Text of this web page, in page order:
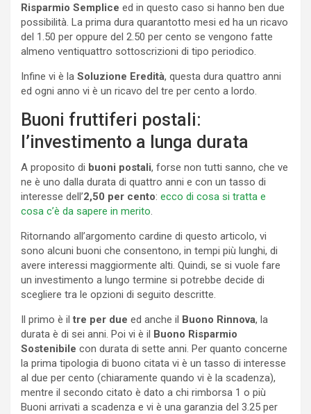
Risparmio Semplice ed in questo caso si hanno ben due
possibilità. La prima dura quarantotto mesi ed ha un ricavo
del 1.50 per oppure del 2.50 per cento se vengono fatte
almeno ventiquattro sottoscrizioni di tipo periodico.
Infine vi è la Soluzione Eredità, questa dura quattro anni
ed ogni anno vi è un ricavo del tre per cento a lordo.
Buoni fruttiferi postali:
l’investimento a lunga durata
A proposito di buoni postali, forse non tutti sanno, che ve
ne è uno dalla durata di quattro anni e con un tasso di
interesse dell’2,50 per cento: ecco di cosa si tratta e
cosa c’è da sapere in merito
Ritornando all’argomento cardine di questo articolo, vi
sono alcuni buoni che consentono, in tempi più lunghi, di
avere interessi maggiormente alti. Quindi, se si vuole fare
un investimento a lungo termine si potrebbe decide di
scegliere tra le opzioni di seguito descritte.
Il primo è iltre per due ed anche il Buono Rinnova, la
durata è di sei anni. Poi vi è il Buono Risparmio
Sostenibile con durata di sette anni. Per quanto concerne
la prima tipologia di buono citata vi è un tasso di interesse
al due per cento (chiaramente quando vi è la scadenza),
mentre il secondo citato è dato a chi rimborsa 1 o più
Buoni arrivati a scadenza e vi è una garanzia del 3.25 per